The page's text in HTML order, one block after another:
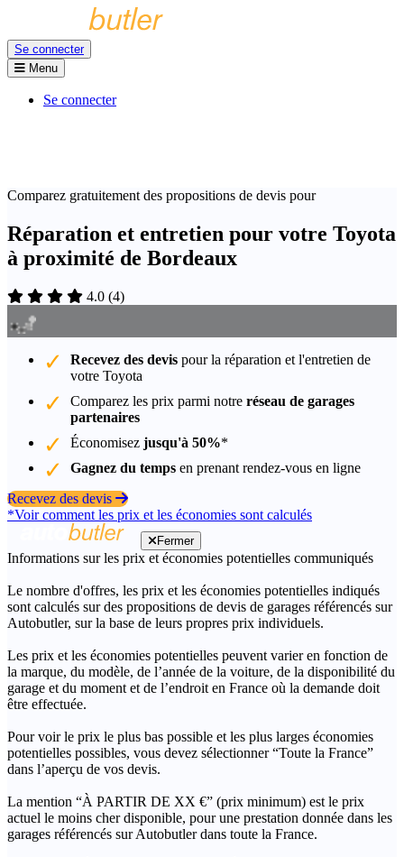
Se connecter
Menu
Se connecter
Comparez gratuitement des propositions de devis pour
Réparation et entretien pour votre Toyota
à proximité de Bordeaux
4.0 (4)
Recevez des devis pour la réparation et l'entretien de
votre Toyota
Comparez les prix parmi notre réseau de garages
partenaires
Économisez jusqu'à 50%*
Gagnez du temps en prenant rendez-vous en ligne
Recevez des devis
*Voir comment les prix et les économies sont calculés
Fermer
Informations sur les prix et économies potentielles communiqués
Le nombre d'offres, les prix et les économies potentielles indiqués
sont calculés sur des propositions de devis de garages référencés sur
Autobutler, sur la base de leurs propres prix individuels.
Les prix et les économies potentielles peuvent varier en fonction de
la marque, du modèle, de l’année de la voiture, de la disponibilité du
garage et du moment et de l’endroit en France où la demande doit
être effectuée.
Pour voir le prix le plus bas possible et les plus larges économies
potentielles possibles, vous devez sélectionner “Toute la France”
dans l’aperçu de vos devis.
La mention “À PARTIR DE XX €” (prix minimum) est le prix
actuel le moins cher disponible, pour une prestation donnée dans les
garages référencés sur Autobutler dans toute la France.